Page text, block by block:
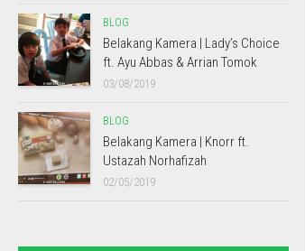
BLOG
Belakang Kamera | Lady’s Choice
ft. Ayu Abbas & Arrian Tomok
03/08/2019
BLOG
Belakang Kamera | Knorr ft.
Ustazah Norhafizah
02/05/2019